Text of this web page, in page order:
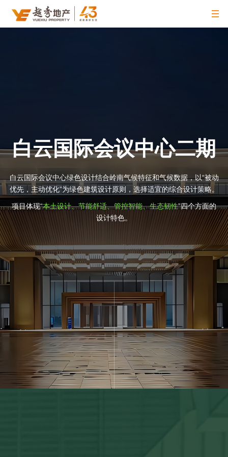
白云国际会议中心二期
白云国际会议中心绿色设计结合岭南气候特征和气候数据，以“被动
优先，主动优化”为绿色建筑设计原则，选择适宜的综合设计策略。
项目体现“本土设计、节能舒适、管控智能、生态韧性”四个方面的
设计特色。